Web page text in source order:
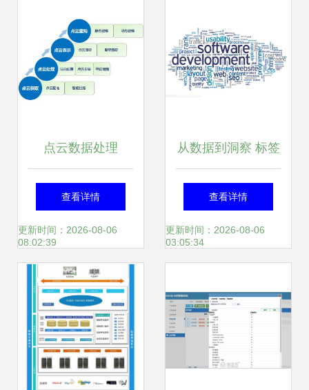
点云数据处理
查看详情
更新时间：2026-08-06
08:02:39
从数据到洞察 标签
云如何重塑软件开
发的数据处理服务
查看详情
更新时间：2026-08-06
03:05:34